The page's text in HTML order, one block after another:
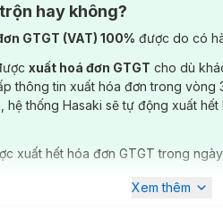
hay không?
GTGT (VAT) 100% được do có
xuất hoá đơn GTGT cho dù
thông tin xuất hóa đơn trong
hệ thống Hasaki sẽ tự động xuất
xuất hết hóa đơn GTGT trong
Xem thêm